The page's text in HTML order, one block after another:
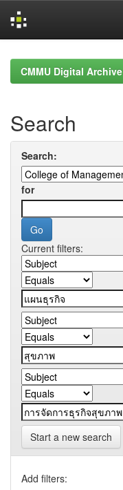
navigationCMMU Digital Archive
Search
Search:
for
Current filters:
Start a new search
Add filters: